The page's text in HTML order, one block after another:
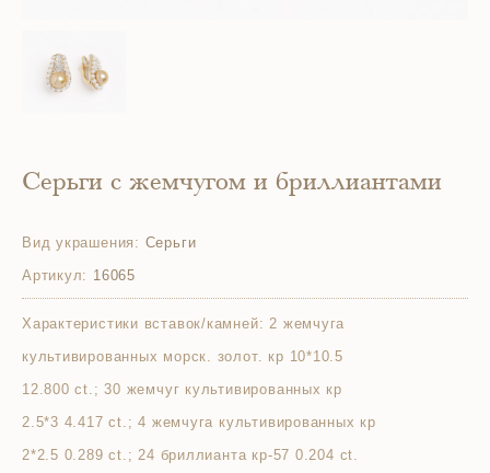
Серьги с жемчугом и бриллиантами
Вид украшения: Серьги
Артикул: 16065
Характеристики вставок/камней: 2 жемчуга
культивированных морск. золот. кр 10*10.5
12.800 ct.; 30 жемчуг культивированных кр
2.5*3 4.417 ct.; 4 жемчуга культивированных кр
2*2.5 0.289 ct.; 24 бриллианта кр-57 0.204 ct.